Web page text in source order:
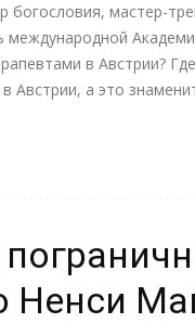
богословия, мастер-
международной
в Австрии?
а это
Ненси